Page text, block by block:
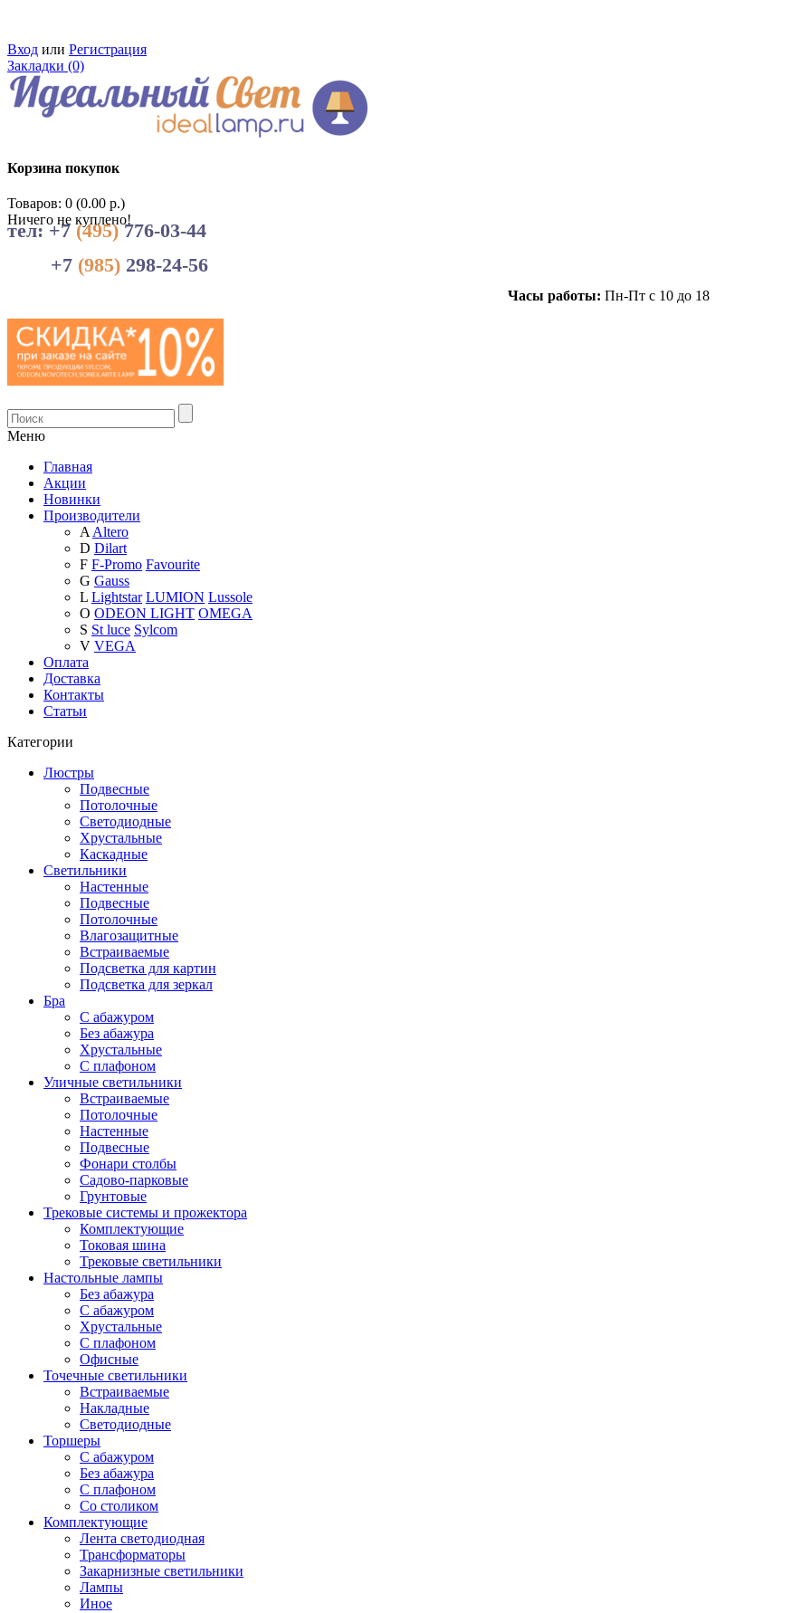
Вход или Регистрация
Закладки (0)
Корзина покупок
Товаров: 0 (0.00 р.)
Ничего не куплено!
тел: +7(495)776-03-44
+7 (985) 298-24-56
Часы работы: Пн-Пт с 10 до 18
Меню
Главная
Акции
Новинки
Производители
AAltero
D Dilart
F F-Promo Favourite
G Gauss
L Lightstar LUMION Lussole
O ODEON LIGHT OMEGA
S St luce Sylcom
V VEGA
Оплата
Доставка
Контакты
Статьи
Категории
Люстры
Подвесные
Потолочные
Светодиодные
Хрустальные
Каскадные
Светильники
Настенные
Подвесные
Потолочные
Влагозащитные
Встраиваемые
Подсветка для картин
Подсветка для зеркал
Бра
С абажуром
Без абажура
Хрустальные
С плафоном
Уличные светильники
Встраиваемые
Потолочные
Настенные
Подвесные
Фонари столбы
Садово-парковые
Грунтовые
Трековые системы и прожектора
Комплектующие
Токовая шина
Трековые светильники
Настольные лампы
Без абажура
С абажуром
Хрустальные
С плафоном
Офисные
Точечные светильники
Встраиваемые
Накладные
Светодиодные
Торшеры
С абажуром
Без абажура
С плафоном
Со столиком
Комплектующие
Лента светодиодная
Трансформаторы
Закарнизные светильники
Лампы
Иное